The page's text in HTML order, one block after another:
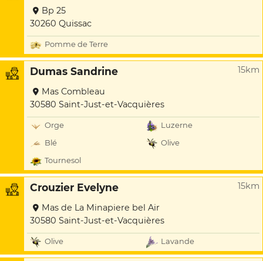
Bp 25
30260 Quissac
Pomme de Terre
Dumas Sandrine 15km
Mas Combleau
30580 Saint-Just-et-Vacquières
Orge
Luzerne
Blé
Olive
Tournesol
Crouzier Evelyne 15km
Mas de La Minapiere bel Air
30580 Saint-Just-et-Vacquières
Olive Lavande